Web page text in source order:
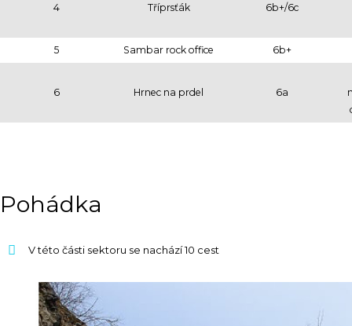
4 Tříprsťák
6b+/6c
5 Sambar rock office 6b+
6 Hrnec na prdel 6a
Pohádka
V této části sektoru se nachází 10 cest